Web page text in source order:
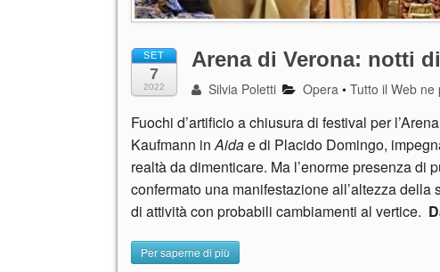
SET
7
2022
Arena di Verona: notti
Silvia Poletti Opera •Tutto il Web ne
Fuochi d’artificio a chiusura di festival per
Kaufmann inAidae di Placido Domingo,
realtà da dimenticare. Ma l’enorme presenza
confermato una manifestazione all’altezza
di attività con probabili cambiamenti al vertice.
Per saperne di più